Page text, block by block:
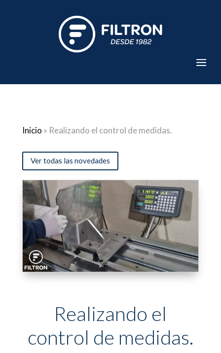
Inicio » Realizando el control de medidas.
Ver todas las novedades
Realizando el
control de medidas.